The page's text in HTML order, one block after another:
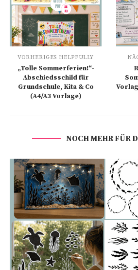
VORHERIGES HELPFULLY
„Tolle Sommerferien!“-
Abschiedsschild für
Grundschule, Kita & Co
(A4/A3 Vorlage)
NOCH MEHR FÜR